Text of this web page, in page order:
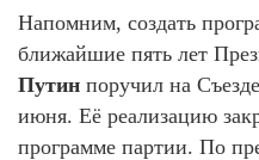
Напомним, создать
ближайшие пять лет
Путин поручил на
июня. Её реализацию
программе партии. По